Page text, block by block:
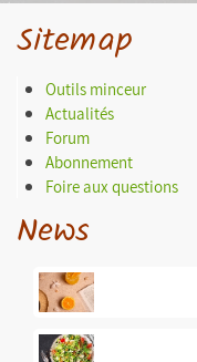
Sitemap
Outils minceur
Actualités
Forum
Abonnement
Foire aux questions
News